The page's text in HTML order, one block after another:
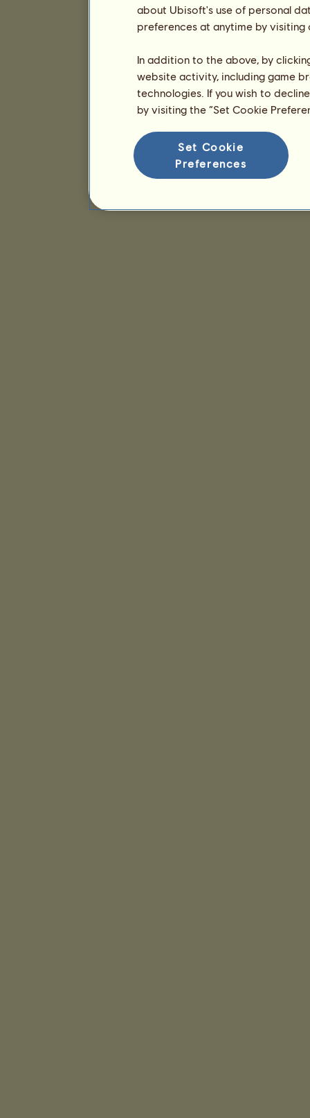
about Ubisoft's use of personal
preferences at anytime by
In addition to the above, by
website activity, including game
technologies. If you wish to
by visiting the “Set Cookie
Set Cookie
Preferences